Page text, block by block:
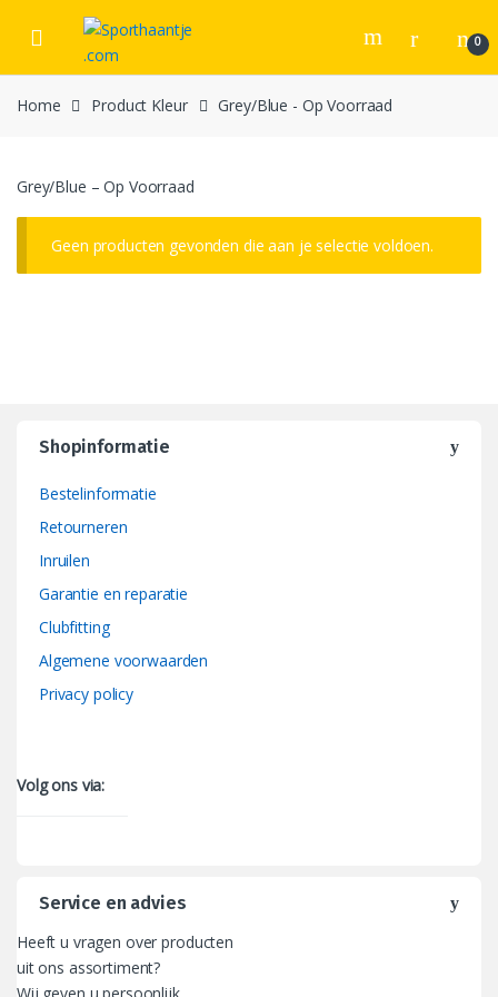
0
Home Product Kleur Grey/Blue - Op Voorraad
Grey/Blue – Op Voorraad
Geen producten gevonden die aan je selectie voldoen.
Shopinformatie
Bestelinformatie
Retourneren
Inruilen
Garantie en reparatie
Clubfitting
Algemene voorwaarden
Privacy policy
Volg ons via:
Service en advies
Heeft u vragen over producten
uit ons assortiment?